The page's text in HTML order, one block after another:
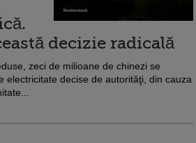
decizie radicală
zeci de milioane de chinezi se
electricitate decise de autorităţi, din cauza